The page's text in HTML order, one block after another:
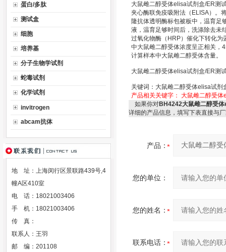
蛋白/多肽
测试盒
细胞
培养基
分子生物学试剂
蛇毒试剂
化学试剂
invitrogen
abcam抗体
地 址：上海闵行区景联路439号,4
幢A区410室
电 话：18021003406
手 机：18021003406
传 真：
联系人：王羽
邮 编：201108
大鼠雌二醇受体elisa试剂盒/ER测
夹心酶联免疫吸附法（ELISA）。
隆抗体透明酶标包被板中，温育足
液，温育足够时间后，洗涤除去未
过氧化物酶（HRP）催化下转化为
中大鼠雌二醇受体浓度呈正相关，
计算样本中大鼠雌二醇受体含量。
大鼠雌二醇受体elisa试剂盒/ER测
关键词：大鼠雌二醇受体elisa试
产品相关关键字： 大鼠雌二醇受体
如果你对BH4242大鼠雌二醇受
详细的产品信息，填写下表直接与
产品：
您的单位：
您的姓名：
联系电话：